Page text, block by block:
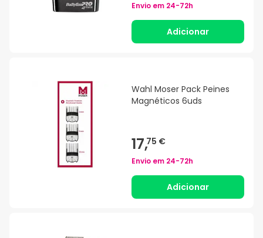
Envio em 24-72h
Adicionar
Wahl Moser Pack Peines
Magnéticos 6uds
17,75 €
Envio em 24-72h
Adicionar